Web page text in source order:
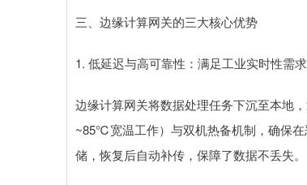
三、边缘计算网关的三大核心优势
1. 低延迟与高可靠性：满足工业实时性需求
边缘计算网关将数据处理任务下沉至本地
~85℃宽温工作）与双机热备机制，确保
储，恢复后自动补传，保障了数据不丢失。